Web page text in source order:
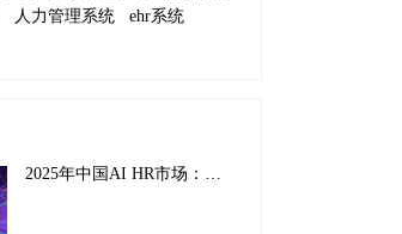
人力管理系统
ehr系统